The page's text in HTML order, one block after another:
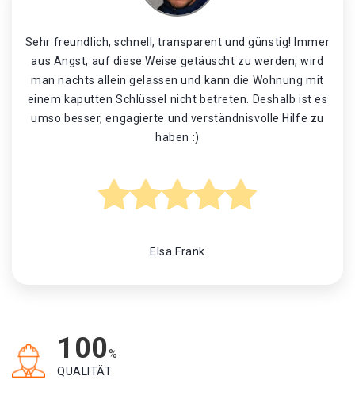
Sehr freundlich, schnell, transparent und günstig! Immer
aus Angst, auf diese Weise getäuscht zu werden, wird
man nachts allein gelassen und kann die Wohnung mit
einem kaputten Schlüssel nicht betreten. Deshalb ist es
umso besser, engagierte und verständnisvolle Hilfe zu
haben :)
Elsa Frank
100%
QUALITÄT